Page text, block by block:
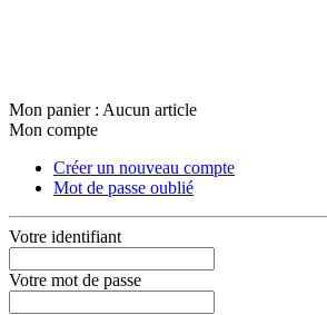
Mon panier : Aucun article
Mon compte
Créer un nouveau compte
Mot de passe oublié
Votre identifiant
Votre mot de passe